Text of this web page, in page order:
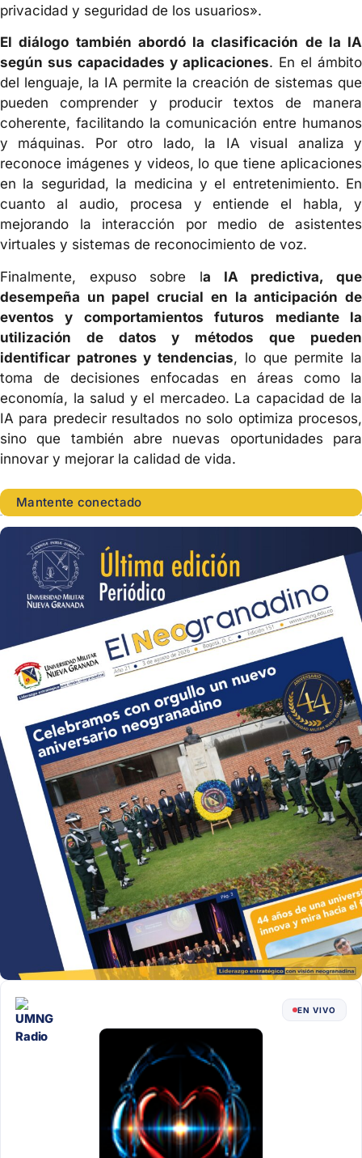
privacidad y seguridad de los usuarios».
El diálogo también abordó la clasificación de la IA
según sus capacidades y aplicaciones. En el ámbito
del lenguaje, la IA permite la creación de sistemas que
pueden comprender y producir textos de manera
coherente, facilitando la comunicación entre humanos
y máquinas. Por otro lado, la IA visual analiza y
reconoce imágenes y videos, lo que tiene aplicaciones
en la seguridad, la medicina y el entretenimiento. En
cuanto al audio, procesa y entiende el habla, y
mejorando la interacción por medio de asistentes
virtuales y sistemas de reconocimiento de voz.
Finalmente, expuso sobre la IA predictiva, que
desempeña un papel crucial en la anticipación de
eventos y comportamientos futuros mediante la
utilización de datos y métodos que pueden
identificar patrones y tendencias, lo que permite la
toma de decisiones enfocadas en áreas como la
economía, la salud y el mercadeo. La capacidad de la
IA para predecir resultados no solo optimiza procesos,
sino que también abre nuevas oportunidades para
innovar y mejorar la calidad de vida.
Mantente conectado
EN VIVO